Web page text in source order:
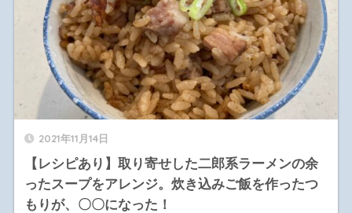
2021年11月14日
【レシピあり】取り寄せした二郎系ラーメンの余
ったスープをアレンジ。炊き込みご飯を作ったつ
もりが、〇〇になった！